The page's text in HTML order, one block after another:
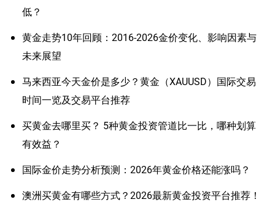
低？
黄金走势10年回顾：2016-2026金价变化、影响因素与
未来展望
马来西亚今天金价是多少？黄金（XAUUSD）国际交易
时间一览及交易平台推荐
买黄金去哪里买？ 5种黄金投资管道比一比，哪种划算
有效益？
国际金价走势分析预测：2026年黄金价格还能涨吗？
澳洲买黄金有哪些方式？2026最新黄金投资平台推荐！